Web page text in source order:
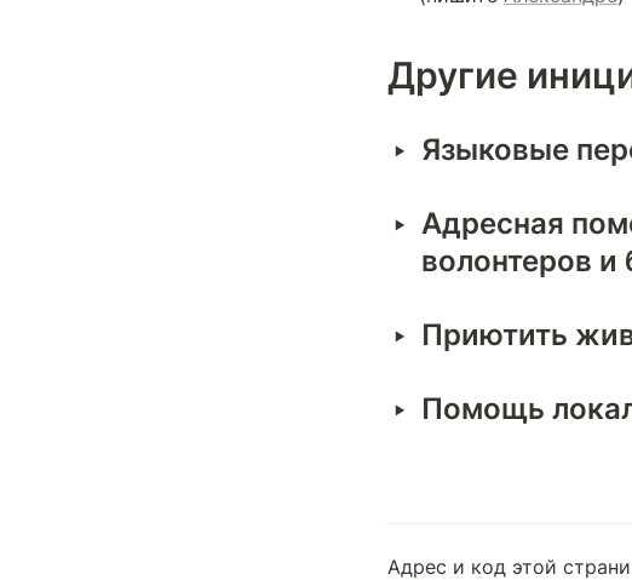
Другие
‣ Языковые
‣ Адресная
волонтеров и
‣ Приютить
‣ Помощь
Адрес и код этой